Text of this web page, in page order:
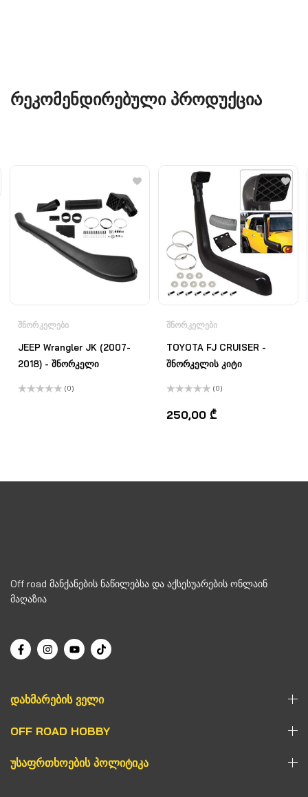
ᲠᲔᲙᲝᲛᲔᲜᲓᲘᲠᲔᲑᲣᲚᲘ ᲞᲠᲝᲓᲣᲥᲪᲘᲐ
ᲨᲜᲝᲠᲙᲔᲚᲔᲑᲘ
JEEP Wrangler JK (2007-
2018) - შნორკელი
(0)
ᲨᲜᲝᲠᲙᲔᲚᲔᲑᲘ
TOYOTA FJ CRUISER -
შნორკელის კიტი
0,
5-
(0)
250,00 ₾
Off road მანქანების ნაწილებსა და აქსესუარების ონლაინ
მაღაზია
ᲓᲐᲮᲛᲐᲠᲔᲑᲘᲡ ᲕᲔᲚᲘ
OFF ROAD HOBBY
ᲣᲡᲐᲤᲠᲗᲮᲝᲔᲑᲘᲡ ᲞᲝᲚᲘᲢᲘᲙᲐ